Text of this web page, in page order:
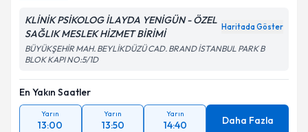
KLİNİK PSİKOLOG İLAYDA YENİGÜN - ÖZEL
SAĞLIK MESLEK HİZMET BİRİMİ
Haritada Göster
BÜYÜKŞEHİR MAH. BEYLİKDÜZÜ CAD. BRAND İSTANBUL PARK B
BLOK KAPI NO:5/1D
En Yakın Saatler
Yarın
13:00
Yarın
13:50
Yarın
14:40 Daha Fazla